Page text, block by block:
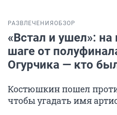
РАЗВЛЕЧЕНИЯ ОБЗОР
«Встал и ушел»:
шаге от
Огурчика — кто
Костюшкин пошел
чтобы угадать имя